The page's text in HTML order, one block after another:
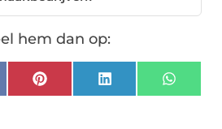
hem dan op:
Pinterest LinkedIn